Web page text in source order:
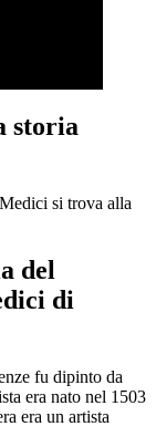
storia
si trova alla
del
di
fu dipinto da
era nato nel 1503
era un artista